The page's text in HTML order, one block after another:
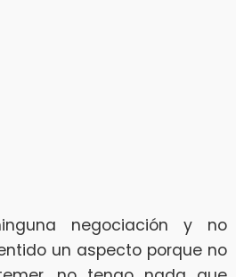
negociación y no
un aspecto porque no